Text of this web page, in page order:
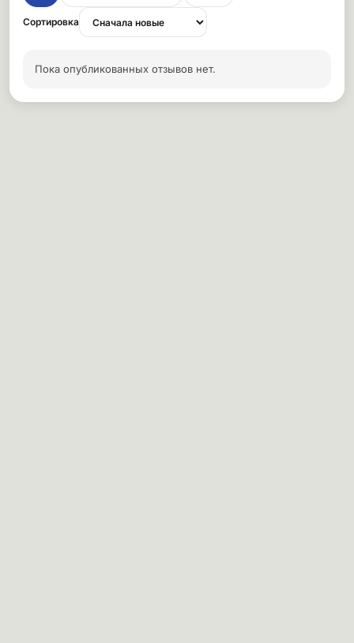
Сортировка
Пока опубликованных отзывов нет.